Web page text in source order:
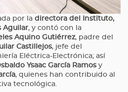
por la directora del Instituto,
Aguilar, y contó con la
Aquino Gutiérrez, padre del
Castillejos, jefe del
Eléctrica-Electrónica; así
Ysaac García Ramos y
, quienes han contribuido al
tecnológica.